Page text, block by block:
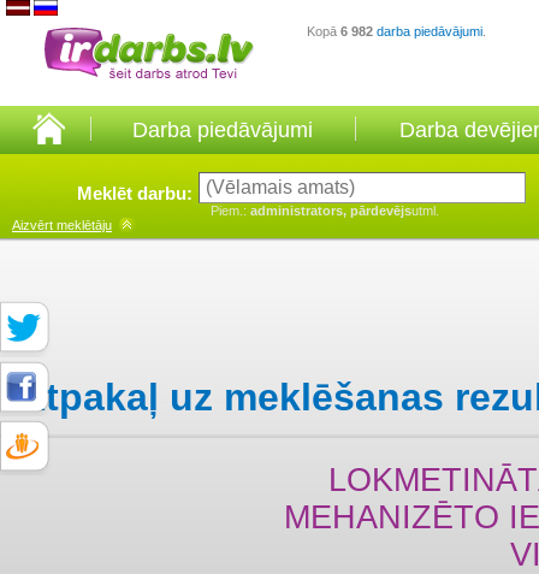
Kopā 6 982 darba piedāvājumi
Darba piedāvājumi Darba
Meklēt darbu:
Piem.: administrators, pārdevējsutml.
Aizvērt meklētāju
Atpakaļ uz meklēšanas
MEHANIZĒTO